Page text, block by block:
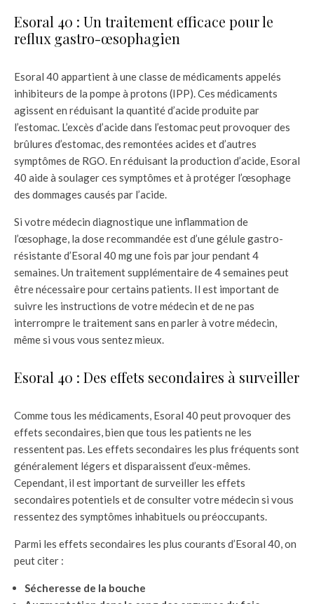
Esoral 40 : Un traitement efficace pour le
reflux gastro-œsophagien
Esoral 40 appartient à une classe de médicaments appelés
inhibiteurs de la pompe à protons (IPP). Ces médicaments
agissent en réduisant la quantité d’acide produite par
l’estomac. L’excès d’acide dans l’estomac peut provoquer des
brûlures d’estomac, des remontées acides et d’autres
symptômes de RGO. En réduisant la production d’acide, Esoral
40 aide à soulager ces symptômes et à protéger l’œsophage
des dommages causés par l’acide.
Si votre médecin diagnostique une inflammation de
l’œsophage, la dose recommandée est d’une gélule gastro-
résistante d’Esoral 40 mg une fois par jour pendant 4
semaines. Un traitement supplémentaire de 4 semaines peut
être nécessaire pour certains patients. Il est important de
suivre les instructions de votre médecin et de ne pas
interrompre le traitement sans en parler à votre médecin,
même si vous vous sentez mieux.
Esoral 40 : Des effets secondaires à surveiller
Comme tous les médicaments, Esoral 40 peut provoquer des
effets secondaires, bien que tous les patients ne les
ressentent pas. Les effets secondaires les plus fréquents sont
généralement légers et disparaissent d’eux-mêmes.
Cependant, il est important de surveiller les effets
secondaires potentiels et de consulter votre médecin si vous
ressentez des symptômes inhabituels ou préoccupants.
Parmi les effets secondaires les plus courants d’Esoral 40, on
peut citer :
Sécheresse de la bouche